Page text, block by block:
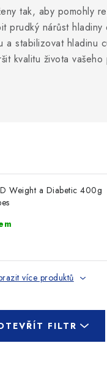
tak, aby pomohly
nárůst hladiny
stabilizovat hladinu
kvalitu života
Weight a Diabetic 400g
více produktů
FILTR